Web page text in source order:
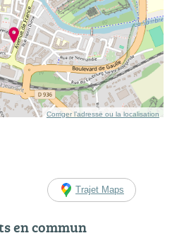
Corriger l’adresse ou la localisation
Trajet Maps
en commun